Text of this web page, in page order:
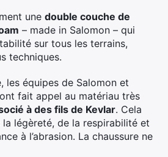
une double couche de
– made in Salomon – qui
sur tous les terrains,
techniques.
les équipes de Salomon et
ont fait appel au matériau très
à des fils de Kevlar. Cela
légèreté, de la respirabilité et
à l’abrasion. La chaussure ne